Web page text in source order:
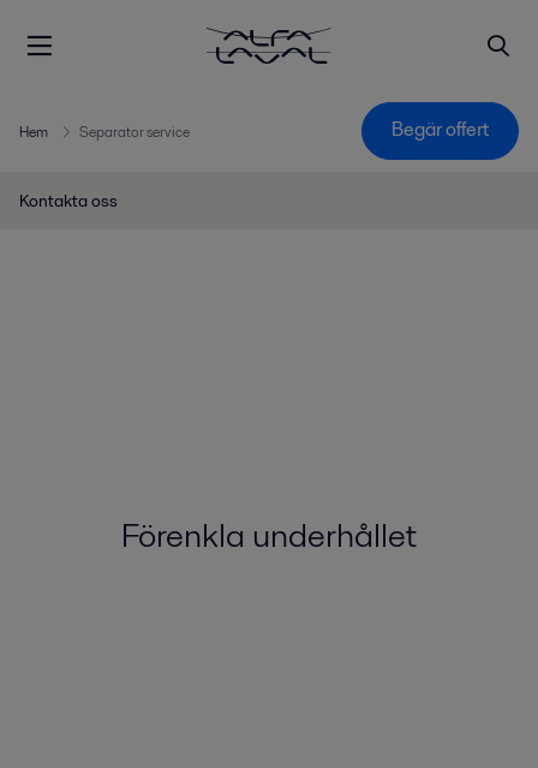
Hem Separator service Begär offert
Kontakta oss
Förenkla underhållet